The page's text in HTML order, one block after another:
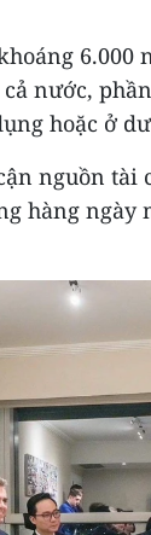
nước,
hoặc ở
nguồn tài
hàng ngày